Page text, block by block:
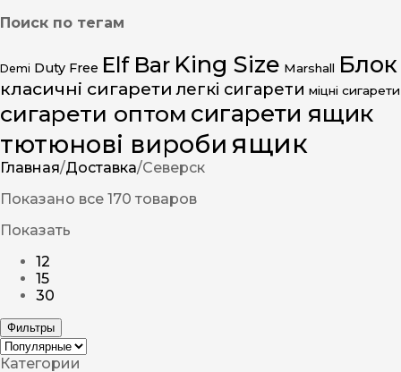
Поиск по тегам
Demi Duty Free Elf Bar King Size Marshall Блок
класичні сигарети легкі сигарети міцні сигарети
сигарети оптом сигарети ящик
тютюнові вироби ящик
Главная/Доставка/Северск
Показано все 170 товаров
Показать
12
15
30
Фильтры
Категории